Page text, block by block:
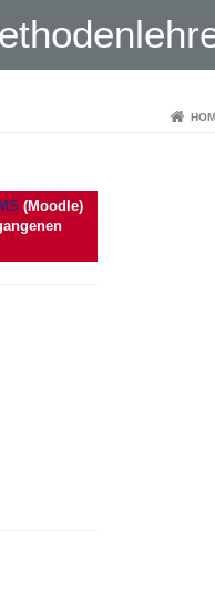
(Moodle)